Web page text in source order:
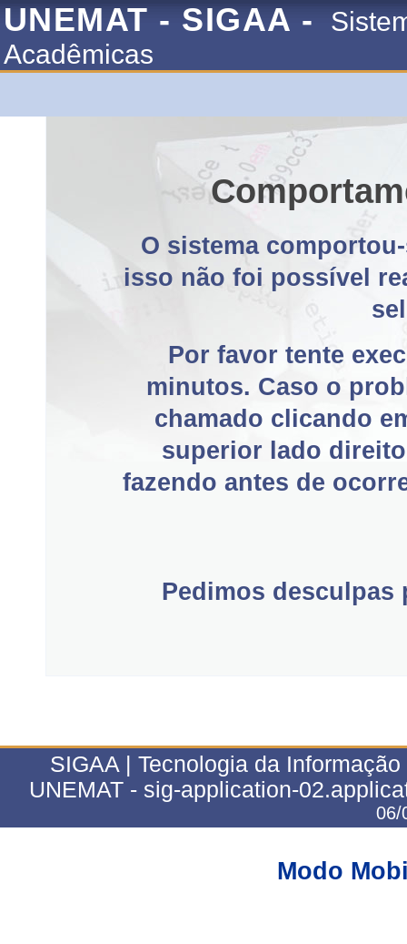
UNEMAT - SIGAA -
Acadêmicas
O sistema
isso não foi possível
Por favor tente
minutos. Caso o
chamado clicando
superior lado
fazendo antes de
Pedimos
SIGAA | Tecnologia da
UNEMAT - sig-application-
06/
Modo